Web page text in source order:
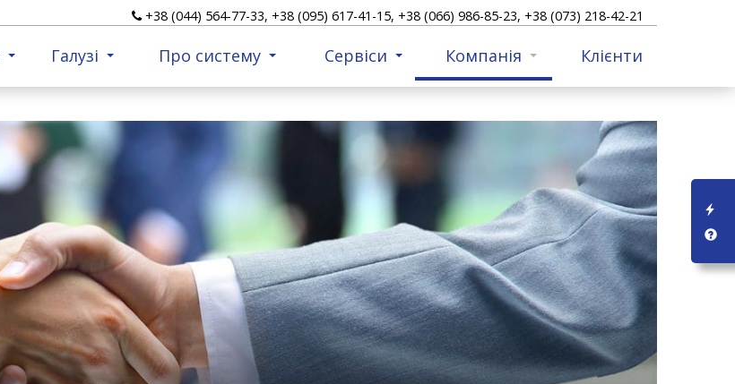
+38 (044) 564-77-33, +38 (095) 617-41-15, +38 (066) 986-85-23, +38 (073) 218-42-21
Галузi Про систему Сервіси Компанія Клієнти